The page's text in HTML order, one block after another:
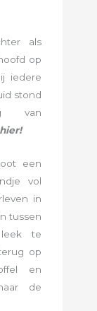
als
op
iedere
stond
van
een
vol
in
tussen
te
op
en
de